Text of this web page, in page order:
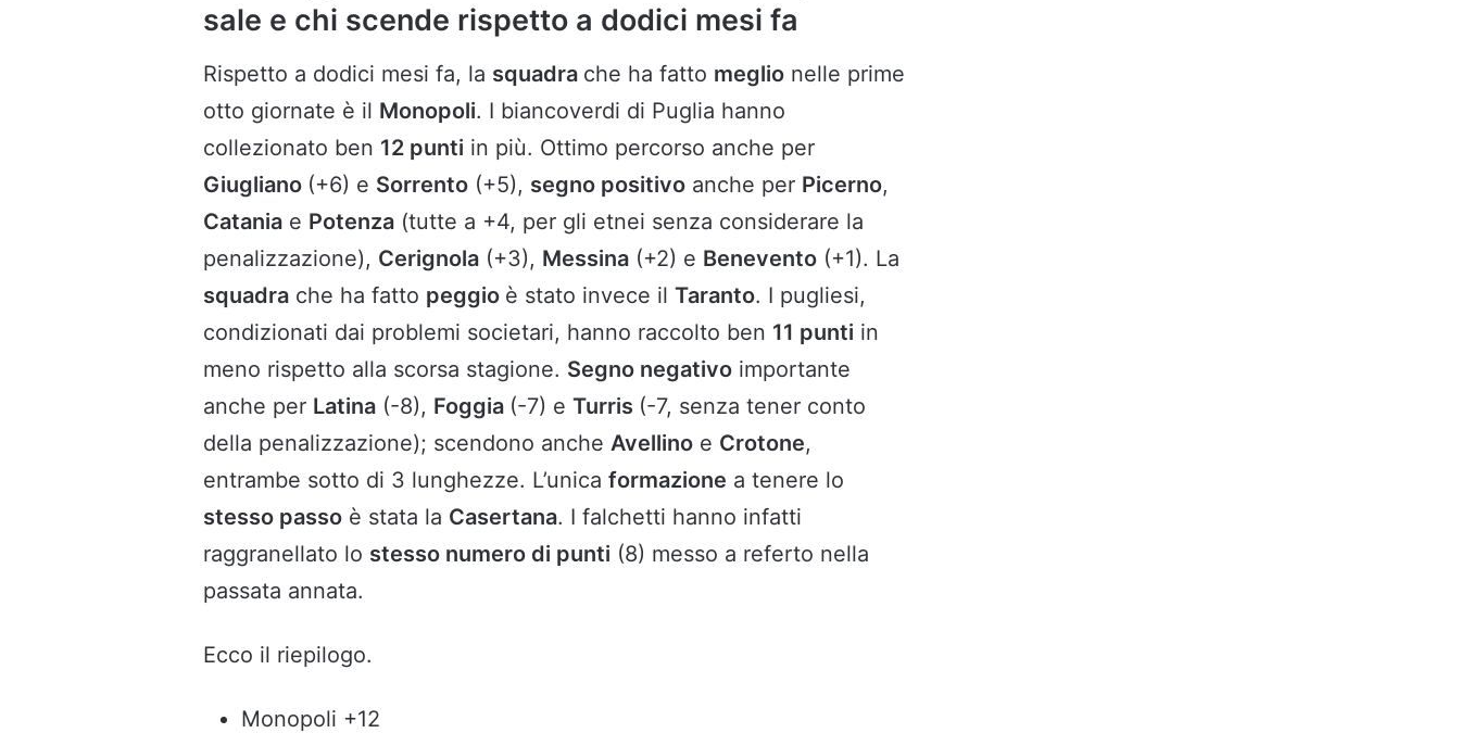
sale e chi scende rispetto a dodici mesi fa
Rispetto a dodici mesi fa, la squadra che ha fatto meglio nelle prime
otto giornate è il Monopoli. I biancoverdi di Puglia hanno
collezionato ben 12 punti in più. Ottimo percorso anche per
Giugliano (+6) e Sorrento (+5), segno positivo anche per Picerno,
Catania e Potenza (tutte a +4, per gli etnei senza considerare la
penalizzazione), Cerignola (+3), Messina (+2) e Benevento (+1). La
squadra che ha fatto peggio è stato invece il Taranto. I pugliesi,
condizionati dai problemi societari, hanno raccolto ben 11 punti in
meno rispetto alla scorsa stagione. Segno negativo importante
anche per Latina (-8), Foggia (-7) e Turris (-7, senza tener conto
della penalizzazione); scendono anche Avellino e Crotone,
entrambe sotto di 3 lunghezze. L’unica formazione a tenere lo
stesso passo è stata la Casertana. I falchetti hanno infatti
raggranellato lo stesso numero di punti (8) messo a referto nella
passata annata.
Ecco il riepilogo.
Monopoli +12